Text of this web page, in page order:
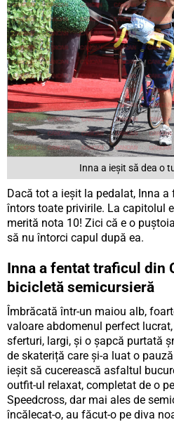
Inna a ieșit să dea o
Dacă tot a ieșit la pedalat, Inna
întors toate privirile. La capitolul
merită nota 10! Zici că e o
să nu întorci capul după ea.
Inna a fentat traficul din
bicicletă semicursieră
Îmbrăcată într-un maiou alb,
valoare abdomenul perfect
sferturi, largi, și o șapcă purtată
de skateriță care și-a luat o
ieșit să cucerească asfaltul
outfit-ul relaxat, completat de o
Speedcross, dar mai ales de
încălecat-o, au făcut-o pe diva